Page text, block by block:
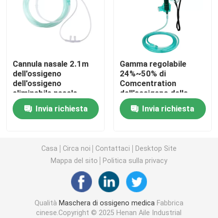
Maschera di ossigeno portatile
Siringa sterile eliminabile
Insieme di trasfusione di infusione
Catetere rivestito di silicone
Fasciatura vestirsi chirurgico
Gauze Cotton Swab
Cannula nasale 2.1m
dell'ossigeno
dell'ossigeno
eliminabile nasale
medico della cannula
Invia richiesta
Gamma regolabile
24%~50% di
Comcentration
dell'ossigeno della
multi dello sfiato
maschera Venturi
Invia richiesta
Casa Circa noi Contattaci
Desktop Site
Mappa del sito
Politica sulla privacy
Qualità Maschera di ossigeno medica Fabbrica
cinese.Copyright © 2025 Henan Aile Industrial